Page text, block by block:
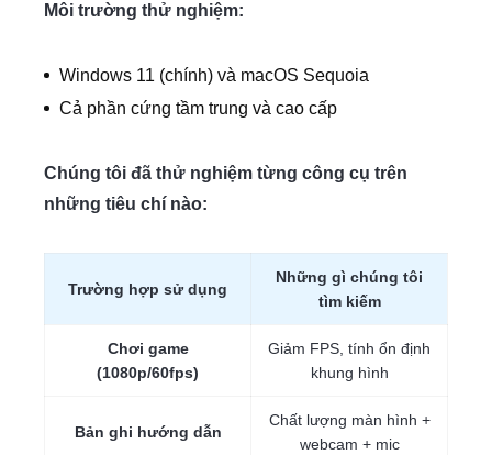
Môi trường thử nghiệm:
Windows 11 (chính) và macOS Sequoia
Cả phần cứng tầm trung và cao cấp
Chúng tôi đã thử nghiệm từng công cụ trên
những tiêu chí nào:
Trường hợp sử dụng
Những gì chúng tôi
tìm kiếm
Chơi game
(1080p/60fps)
Giảm FPS, tính ổn định
khung hình
Bản ghi hướng dẫn
Chất lượng màn hình +
webcam + mic